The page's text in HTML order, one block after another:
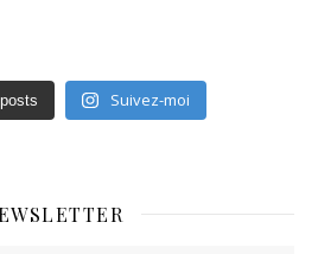
Suivez-moi